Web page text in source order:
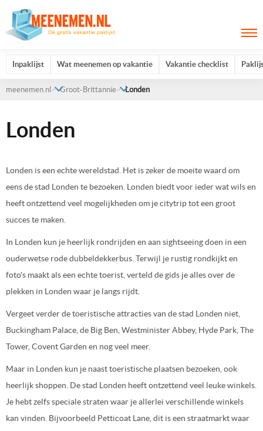
Inpaklijst Wat meenemen op vakantie Vakantie checklist
meenemen.nl Groot-Brittannie Londen
Londen
Londen is een echte wereldstad. Het is zeker de moeite waard om
eens de stad Londen te bezoeken. Londen biedt voor ieder wat wils en
heeft ontzettend veel mogelijkheden om je citytrip tot een groot
succes te maken.
In Londen kun je heerlijk rondrijden en aan sightseeing doen in een
ouderwetse rode dubbeldekkerbus. Terwijl je rustig rondkijkt en
foto's maakt als een echte toerist, verteld de gids je alles over de
plekken in Londen waar je langs rijdt.
Vergeet verder de toeristische attracties van de stad Londen niet,
Buckingham Palace, de Big Ben, Westminister Abbey, Hyde Park, The
Tower, Covent Garden en nog veel meer.
Maar in Londen kun je naast toeristische plaatsen bezoeken, ook
heerlijk shoppen. De stad Londen heeft ontzettend veel leuke winkels.
Je hebt zelfs speciale straten waar je allerlei verschillende winkels
kan vinden. Bijvoorbeeld Petticoat Lane, dit is een straatmarkt waar